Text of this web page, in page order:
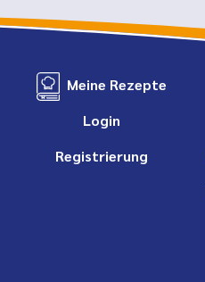
Meine Rezepte
Login
Registrierung